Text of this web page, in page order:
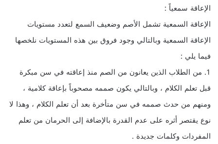
الإعاقة سمعياً :
الإعاقة السمعية تشمل الأصم وضعيف السمع لتعدد مستويات
الإعاقة السمعية وبالتالي وجود فروق بين هذه المستويات نلخصها
فيما يلي :
1. من الطلاب الذين يعانون من الصم منذ إعاقته في سن مبكرة
قبل تعلم الكلام ، وبالتالي يكون صممه مصحوباً بإعاقة كلامية ،
ومنهم من حدث صممه في سن متأخرة بعد أن تعلم الكلام ، وهذا لا
نوع يقتصر أثره على عدم القدرة بالإضافة إلى الحرمان من تعلم
المفردات وكلمات جديدة .